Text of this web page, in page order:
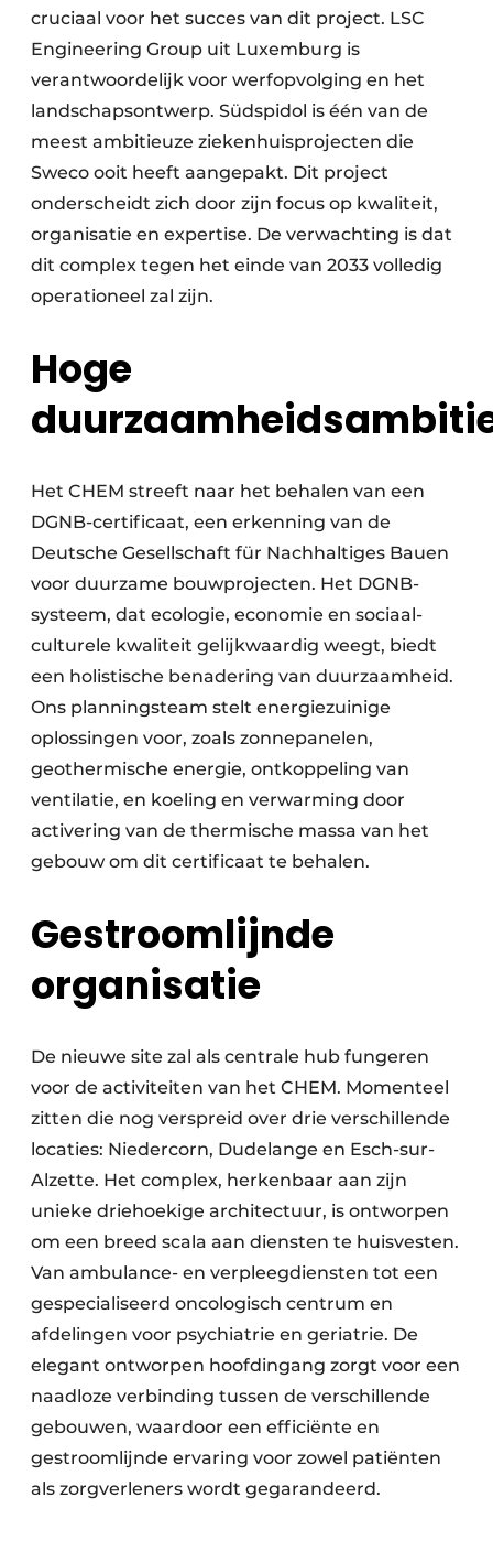
cruciaal voor het succes van dit project. LSC
Engineering Group uit Luxemburg is
verantwoordelijk voor werfopvolging en het
landschapsontwerp. Südspidol is één van de
meest ambitieuze ziekenhuisprojecten die
Sweco ooit heeft aangepakt. Dit project
onderscheidt zich door zijn focus op kwaliteit,
organisatie en expertise. De verwachting is dat
dit complex tegen het einde van 2033 volledig
operationeel zal zijn.
Hoge
Het CHEM streeft naar het behalen van een
DGNB-certificaat, een erkenning van de
Deutsche Gesellschaft für Nachhaltiges Bauen
voor duurzame bouwprojecten. Het DGNB-
systeem, dat ecologie, economie en sociaal-
culturele kwaliteit gelijkwaardig weegt, biedt
een holistische benadering van duurzaamheid.
Ons planningsteam stelt energiezuinige
oplossingen voor, zoals zonnepanelen,
geothermische energie, ontkoppeling van
ventilatie, en koeling en verwarming door
activering van de thermische massa van het
gebouw om dit certificaat te behalen.
Gestroomlijnde
organisatie
De nieuwe site zal als centrale hub fungeren
voor de activiteiten van het CHEM. Momenteel
zitten die nog verspreid over drie verschillende
locaties: Niedercorn, Dudelange en Esch-sur-
Alzette. Het complex, herkenbaar aan zijn
unieke driehoekige architectuur, is ontworpen
om een breed scala aan diensten te huisvesten.
Van ambulance- en verpleegdiensten tot een
gespecialiseerd oncologisch centrum en
afdelingen voor psychiatrie en geriatrie. De
elegant ontworpen hoofdingang zorgt voor een
naadloze verbinding tussen de verschillende
gebouwen, waardoor een efficiënte en
gestroomlijnde ervaring voor zowel patiënten
als zorgverleners wordt gegarandeerd.